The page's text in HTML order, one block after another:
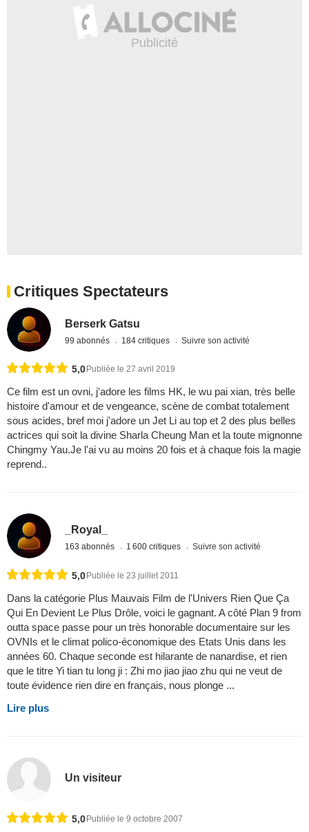
Critiques Spectateurs
Berserk Gatsu
99 abonnés 184 critiques Suivre son activité
5,0 Publiée le 27 avril 2019
Ce film est un ovni, j'adore les films HK, le wu pai xian, très belle
histoire d'amour et de vengeance, scène de combat totalement
sous acides, bref moi j'adore un Jet Li au top et 2 des plus belles
actrices qui soit la divine Sharla Cheung Man et la toute mignonne
Chingmy Yau.Je l'ai vu au moins 20 fois et à chaque fois la magie
reprend..
_Royal_
163 abonnés 1 600 critiques Suivre son activité
5,0Publiée le 23 juillet 2011
Dans la catégorie Plus Mauvais Film de l'Univers Rien Que Ça
Qui En Devient Le Plus Drôle, voici le gagnant. A côté Plan 9 from
outta space passe pour un très honorable documentaire sur les
OVNIs et le climat polico-économique des Etats Unis dans les
années 60. Chaque seconde est hilarante de nanardise, et rien
que le titre Yi tian tu long ji : Zhi mo jiao jiao zhu qui ne veut de
toute évidence rien dire en français, nous plonge ...
Lire plus
Un visiteur
5,0 Publiée le 9 octobre 2007